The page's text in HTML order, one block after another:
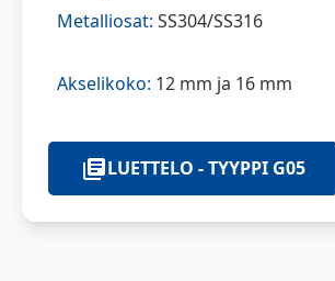
Metalliosat: SS304/SS316
Akselikoko: 12 mm ja 16 mm
LUETTELO - TYYPPI G05